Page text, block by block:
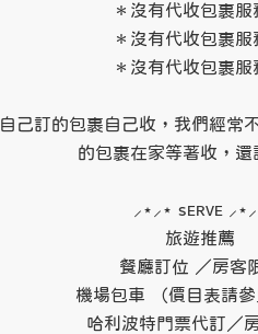
＊沒有代收包裹服
＊沒有代收包裹服
＊沒有代收包裹服
自己訂的包裹自己收，我們經常
的包裹在家等著收，還
⸝⋆⸝⋆ sᴇʀᴠᴇ
旅遊推薦
餐廳訂位 ／房客
機場包車 （價目表請參
哈利波特門票代訂／